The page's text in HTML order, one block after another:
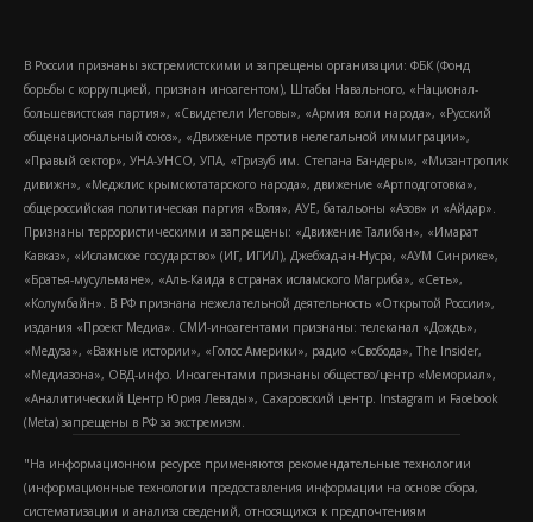
В России признаны экстремистскими и запрещены организации: ФБК (Фонд
борьбы с коррупцией, признан иноагентом), Штабы Навального, «Национал-
большевистская партия», «Свидетели Иеговы», «Армия воли народа», «Русский
общенациональный союз», «Движение против нелегальной иммиграции»,
«Правый сектор», УНА-УНСО, УПА, «Тризуб им. Степана Бандеры», «Мизантропик
дивижн», «Меджлис крымскотатарского народа», движение «Артподготовка»,
общероссийская политическая партия «Воля», АУЕ, батальоны «Азов» и «Айдар».
Признаны террористическими и запрещены: «Движение Талибан», «Имарат
Кавказ», «Исламское государство» (ИГ, ИГИЛ), Джебхад-ан-Нусра, «АУМ Синрике»,
«Братья-мусульмане», «Аль-Каида в странах исламского Магриба», «Сеть»,
«Колумбайн». В РФ признана нежелательной деятельность «Открытой России»,
издания «Проект Медиа». СМИ-иноагентами признаны: телеканал «Дождь»,
«Медуза», «Важные истории», «Голос Америки», радио «Свобода», The Insider,
«Медиазона», ОВД-инфо. Иноагентами признаны общество/центр «Мемориал»,
«Аналитический Центр Юрия Левады», Сахаровский центр. Instagram и Facebook
(Metа) запрещены в РФ за экстремизм.
"На информационном ресурсе применяются рекомендательные технологии
(информационные технологии предоставления информации на основе сбора,
систематизации и анализа сведений, относящихся к предпочтениям